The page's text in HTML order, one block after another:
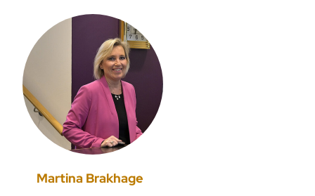
Martina Brakhage